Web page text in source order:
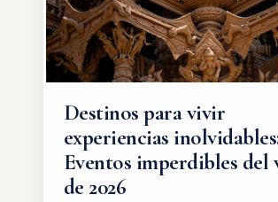
Destinos para vivir
experiencias
Eventos imperdibles del
de 2026